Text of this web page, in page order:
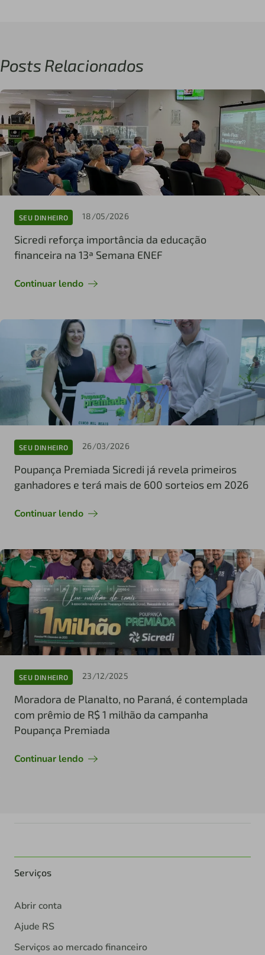
Posts Relacionados
SEU DINHEIRO 18/05/2026
Sicredi reforça importância da educação
financeira na 13ª Semana ENEF
Continuar lendo
SEU DINHEIRO 26/03/2026
Poupança Premiada Sicredi já revela primeiros
ganhadores e terá mais de 600 sorteios em 2026
Continuar lendo
SEU DINHEIRO 23/12/2025
Moradora de Planalto, no Paraná, é contemplada
com prêmio de R$ 1 milhão da campanha
Poupança Premiada
Continuar lendo
Serviços
Abrir conta
Ajude RS
Serviços ao mercado financeiro